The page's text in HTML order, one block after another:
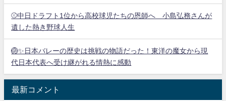
⚾中日ドラフト1位から高校球児たちの恩師へ 小島弘務さんが
遺した熱き野球人生
🏐✨日本バレーの歴史は挑戦の物語だった！東洋の魔女から現
代日本代表へ受け継がれる情熱に感動
最新コメント